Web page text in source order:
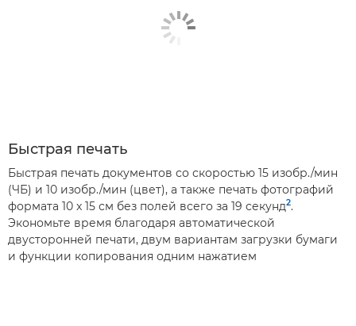
Быстрая печать
Быстрая печать документов со скоростью 15 изобр./мин
(ЧБ) и 10 изобр./мин (цвет), а также печать фотографий
формата 10 x 15 см без полей всего за 19 секунд2.
Экономьте время благодаря автоматической
двусторонней печати, двум вариантам загрузки бумаги
и функции копирования одним нажатием